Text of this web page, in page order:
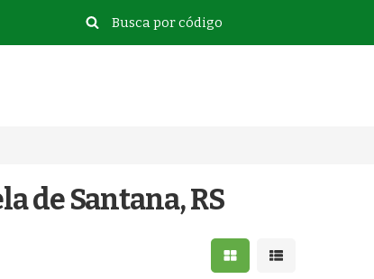
de Santana, RS
Mostrar resultados
Mostrar